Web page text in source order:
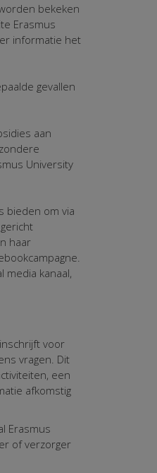
bekeken
Erasmus
informatie het
gevallen
aan
University
bieden om via
haar
media kanaal,
voor
vragen. Dit
een
afkomstig
Erasmus
of verzorger